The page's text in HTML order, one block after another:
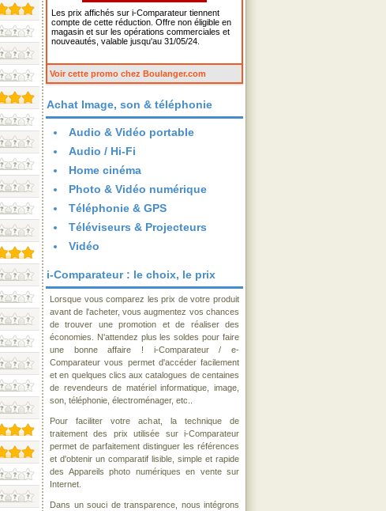
Les prix affichés sur i-Comparateur tiennent
compte de cette réduction. Offre non éligible en
magasin et sur les opérations commerciales et
nouveautés, valable jusqu'au 31/05/24.
Voir cette promo chez Boulanger.com
Achat Image, son & téléphonie
Audio & Vidéo portable
Audio / Hi-Fi
Home cinéma
Photo & Vidéo numérique
Téléphonie & GPS
Téléviseurs & Projecteurs
Vidéo
i-Comparateur : le choix, le prix
Lorsque vous comparez les prix de votre produit
avant de l'acheter, vous augmentez vos chances
de trouver une promotion et de réaliser des
économies. N'attendez plus les soldes pour faire
une bonne affaire ! i-Comparateur / e-
Comparateur vous permet d'accéder facilement
et en quelques clics aux catalogues de centaines
de revendeurs de matériel informatique, image,
son, téléphonie, électroménager, etc..
Pour faciliter votre achat, la technique de
traitement des prix utilisée sur i-Comparateur
permet de parfaitement distinguer les références
et d'obtenir un comparatif lisible, simple et rapide
des Appareils photo numériques en vente sur
Internet.
Dans un souci de transparence, nous intégrons